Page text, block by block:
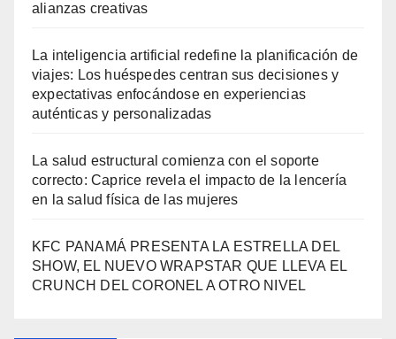
alianzas creativas
La inteligencia artificial redefine la planificación de
viajes: Los huéspedes centran sus decisiones y
expectativas enfocándose en experiencias
auténticas y personalizadas
La salud estructural comienza con el soporte
correcto: Caprice revela el impacto de la lencería
en la salud física de las mujeres
KFC PANAMÁ PRESENTA LA ESTRELLA DEL
SHOW, EL NUEVO WRAPSTAR QUE LLEVA EL
CRUNCH DEL CORONEL A OTRO NIVEL